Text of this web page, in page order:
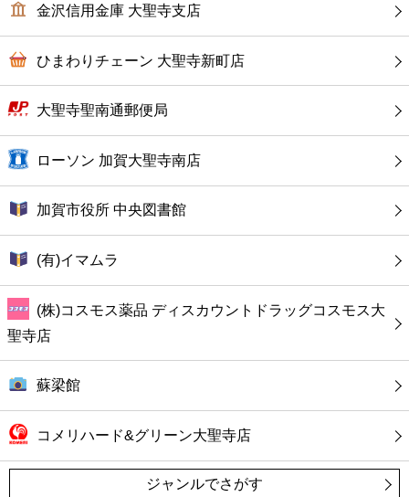
公共
病院
ホテル
金沢信用金庫 大聖寺支店
ひまわりチェーン 大聖寺新町店
大聖寺聖南通郵便局
ローソン 加賀大聖寺南店
加賀市役所 中央図書館
(有)イマムラ
(株)コスモス薬品 ディスカウントドラッグコスモス大
聖寺店
蘇梁館
コメリハード&グリーン大聖寺店
ジャンルでさがす